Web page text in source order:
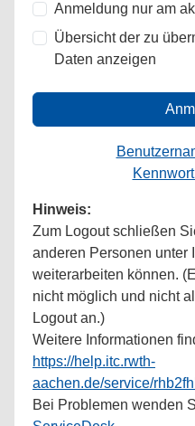
Anmeldung nur am
Übersicht der zu
Daten anzeigen
Hinweis:
Zum Logout schließen
anderen Personen unter
weiterarbeiten können.
nicht möglich und nicht
Logout an.)
Weitere Informationen
https://help.itc.rwth-
aachen.de/service/
Bei Problemen wenden